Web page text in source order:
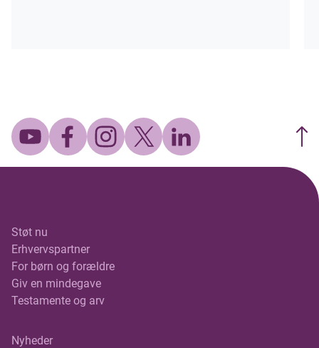
Støt nu
Erhvervspartner
For børn og forældre
Giv en mindegave
Testamente og arv
Nyheder